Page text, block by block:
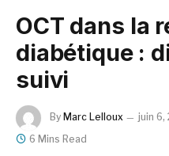
OCT dans la
diabétique :
suivi
By Marc Lelloux juin 6,
6 Mins Read